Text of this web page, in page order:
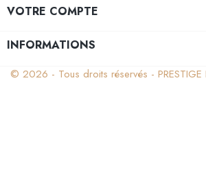
VOTRE COMPTE
INFORMATIONS
© 2026 - Tous droits réservés - PRESTIGE